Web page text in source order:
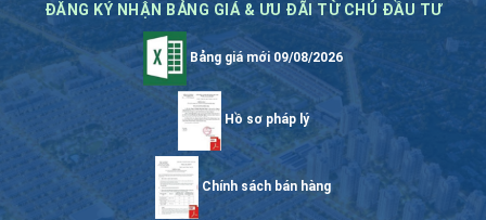
ĐĂNG KÝ NHẬN BẢNG GIÁ & ƯU ĐÃI TỪ CHỦ ĐẦU TƯ
Bảng giá mới 09/08/2026
Hồ sơ pháp lý
Chính sách bán hàng